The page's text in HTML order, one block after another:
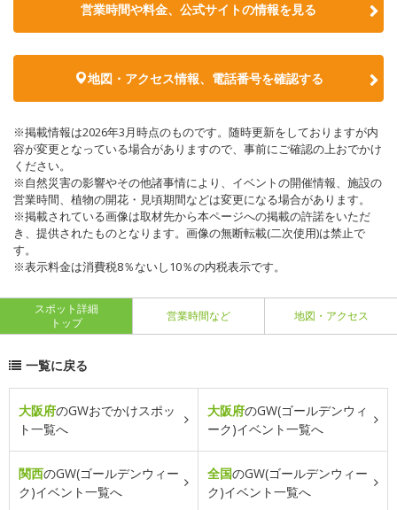
営業時間や料金、公式サイトの情報を見る
地図・アクセス情報、電話番号を確認する
※掲載情報は2026年3月時点のものです。随時更新をしておりますが内
容が変更となっている場合がありますので、事前にご確認の上おでかけ
ください。
※自然災害の影響やその他諸事情により、イベントの開催情報、施設の
営業時間、植物の開花・見頃期間などは変更になる場合があります。
※掲載されている画像は取材先から本ページへの掲載の許諾をいただ
き、提供されたものとなります。画像の無断転載(二次使用)は禁止で
す。
※表示料金は消費税8％ないし10％の内税表示です。
スポット詳細
トップ
営業時間など 地図・アクセス
一覧に戻る
大阪府のGWおでかけスポッ
ト一覧へ
大阪府のGW(ゴールデンウィ
ーク)イベント一覧へ
関西のGW(ゴールデンウィー
ク)イベント一覧へ
全国のGW(ゴールデンウィー
ク)イベント一覧へ